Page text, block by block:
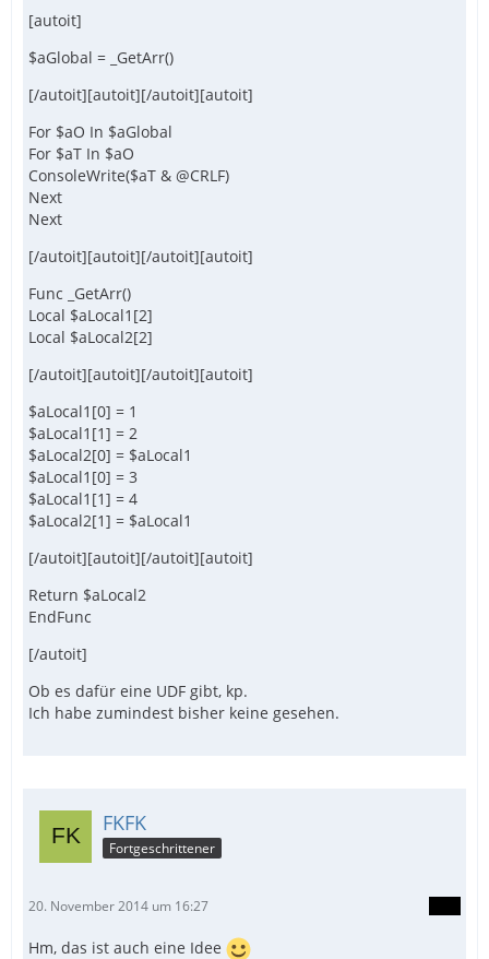
[autoit]
$aGlobal = _GetArr()
[/autoit][autoit][/autoit][autoit]
For $aO In $aGlobal
For $aT In $aO
ConsoleWrite($aT & @CRLF)
Next
Next
[/autoit][autoit][/autoit][autoit]
Func _GetArr()
Local $aLocal1[2]
Local $aLocal2[2]
[/autoit][autoit][/autoit][autoit]
$aLocal1[0] = 1
$aLocal1[1] = 2
$aLocal2[0] = $aLocal1
$aLocal1[0] = 3
$aLocal1[1] = 4
$aLocal2[1] = $aLocal1
[/autoit][autoit][/autoit][autoit]
Return $aLocal2
EndFunc
[/autoit]
Ob es dafür eine UDF gibt, kp.
Ich habe zumindest bisher keine gesehen.
FKFK
Fortgeschrittener
20. November 2014 um 16:27
Hm, das ist auch eine Idee